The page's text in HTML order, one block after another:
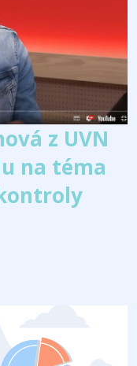
z UVN
na téma